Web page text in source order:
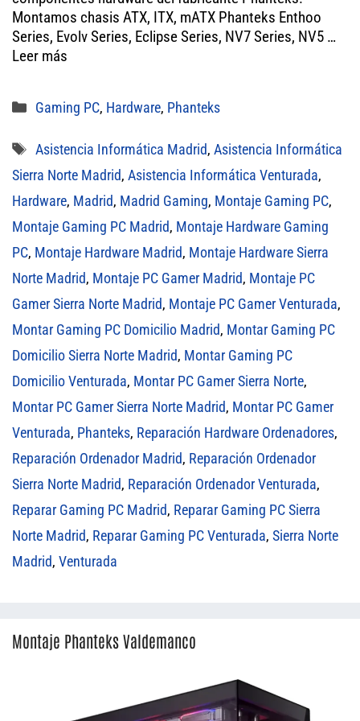
pp
Montamos chasis ATX, ITX, mATX Phanteks Enthoo
Series, Evolv Series, Eclipse Series, NV7 Series, NV5 …
Leer más
Categorías
Gaming PC, Hardware, Phanteks
Etiquetas
Asistencia Informática Madrid, Asistencia Informática
Sierra Norte Madrid, Asistencia Informática Venturada,
Hardware, Madrid, Madrid Gaming, Montaje Gaming PC,
Montaje Gaming PC Madrid, Montaje Hardware Gaming
PC, Montaje Hardware Madrid, Montaje Hardware Sierra
Norte Madrid, Montaje PC Gamer Madrid, Montaje PC
Gamer Sierra Norte Madrid, Montaje PC Gamer Venturada,
Montar Gaming PC Domicilio Madrid, Montar Gaming PC
Domicilio Sierra Norte Madrid, Montar Gaming PC
Domicilio Venturada, Montar PC Gamer Sierra Norte,
Montar PC Gamer Sierra Norte Madrid, Montar PC Gamer
Venturada, Phanteks, Reparación Hardware Ordenadores,
Reparación Ordenador Madrid, Reparación Ordenador
Sierra Norte Madrid, Reparación Ordenador Venturada,
Reparar Gaming PC Madrid, Reparar Gaming PC Sierra
Norte Madrid, Reparar Gaming PC Venturada, Sierra Norte
Madrid, Venturada
Montaje Phanteks Valdemanco